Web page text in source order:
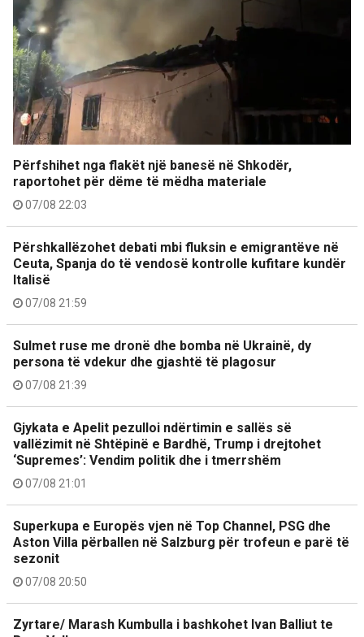
Përfshihet nga flakët një banesë në Shkodër,
raportohet për dëme të mëdha materiale
07/08 22:03
Përshkallëzohet debati mbi fluksin e emigrantëve në
Ceuta, Spanja do të vendosë kontrolle kufitare kundër
Italisë
07/08 21:59
Sulmet ruse me dronë dhe bomba në Ukrainë, dy
persona të vdekur dhe gjashtë të plagosur
07/08 21:39
Gjykata e Apelit pezulloi ndërtimin e sallës së
vallëzimit në Shtëpinë e Bardhë, Trump i drejtohet
‘Supremes’: Vendim politik dhe i tmerrshëm
07/08 21:01
Superkupa e Europës vjen në Top Channel, PSG dhe
Aston Villa përballen në Salzburg për trofeun e parë të
sezonit
07/08 20:50
Zyrtare/ Marash Kumbulla i bashkohet Ivan Balliut te